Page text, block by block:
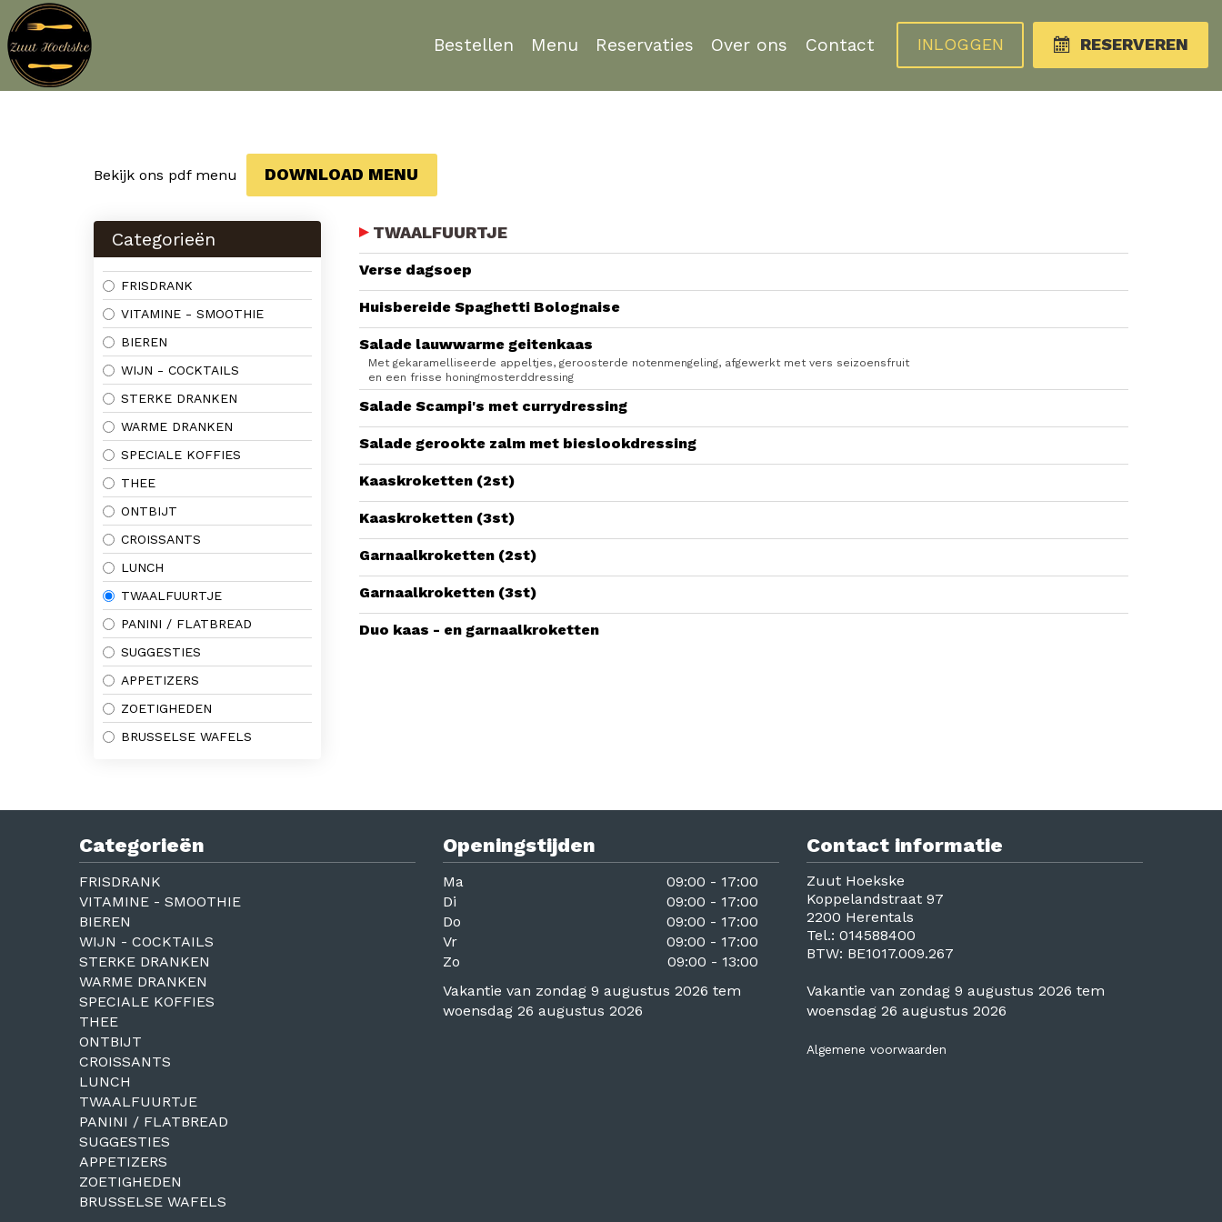
Bestellen Menu Reservaties Over ons Contact INLOGGEN RESERVEREN
Bekijk ons pdf menu DOWNLOAD MENU
Categorieën
FRISDRANK
VITAMINE - SMOOTHIE
BIEREN
WIJN - COCKTAILS
STERKE DRANKEN
WARME DRANKEN
SPECIALE KOFFIES
THEE
ONTBIJT
CROISSANTS
LUNCH
TWAALFUURTJE
PANINI / FLATBREAD
SUGGESTIES
APPETIZERS
ZOETIGHEDEN
BRUSSELSE WAFELS
TWAALFUURTJE
Verse dagsoep
Huisbereide Spaghetti Bolognaise
Salade lauwwarme geitenkaas
Met gekaramelliseerde appeltjes, geroosterde notenmengeling, afgewerkt met vers seizoensfruit
en een frisse honingmosterddressing
Salade Scampi's met currydressing
Salade gerookte zalm met bieslookdressing
Kaaskroketten (2st)
Kaaskroketten (3st)
Garnaalkroketten (2st)
Garnaalkroketten (3st)
Duo kaas - en garnaalkroketten
Categorieën
FRISDRANK
VITAMINE - SMOOTHIE
BIEREN
WIJN - COCKTAILS
STERKE DRANKEN
WARME DRANKEN
SPECIALE KOFFIES
THEE
ONTBIJT
CROISSANTS
LUNCH
TWAALFUURTJE
PANINI / FLATBREAD
SUGGESTIES
APPETIZERS
ZOETIGHEDEN
BRUSSELSE WAFELS
Openingstijden
Ma
09:00 - 17:00
Di
09:00 - 17:00
Do
09:00 - 17:00
Vr
09:00 - 17:00
Zo
09:00 - 13:00
Vakantie van zondag 9 augustus 2026 tem
woensdag 26 augustus 2026
Contact informatie
Zuut Hoekske
Koppelandstraat 97
2200 Herentals
Tel.: 014588400
BTW: BE1017.009.267
Vakantie van zondag 9 augustus 2026 tem
woensdag 26 augustus 2026
Algemene voorwaarden